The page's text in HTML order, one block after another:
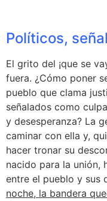
Políticos,
El grito del ¡que se
fuera. ¿Cómo poner
pueblo que clama
señalados como
y desesperanza? La
caminar con ella y,
hacer tronar su
nacido para la unión,
entre el pueblo y sus
noche, la bandera